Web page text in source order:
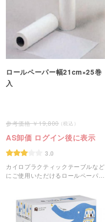
ロールペーパー幅21cm×25巻
入
19,800
AS卸価 ログイン後に表示
3.0
カイロプラクティックテーブルなど
にご使用いただけるロールペーパー